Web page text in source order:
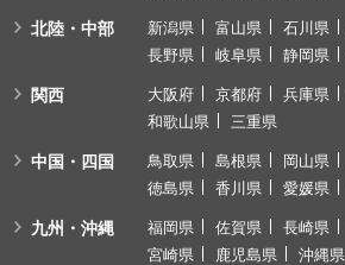
北陸・中部 新潟県 富山県 石川県
長野県
岐阜県 静岡県
関西 大阪府 京都府 兵庫県
和歌山県
三重県
中国・四国 鳥取県 島根県 岡山県
徳島県
香川県 愛媛県
九州・沖縄 福岡県 佐賀県 長崎県
宮崎県
鹿児島県 沖縄県